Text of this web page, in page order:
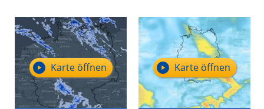
Karte öffnen Karte öffnen